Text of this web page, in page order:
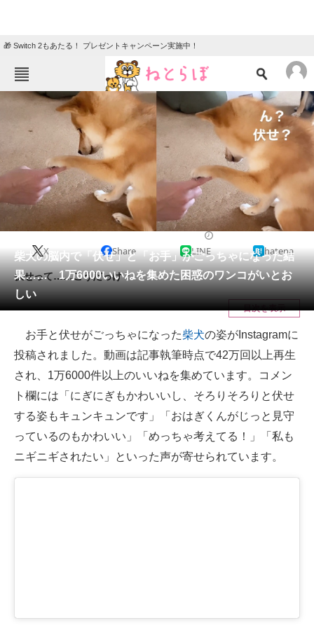
🎁 Switch 2もあたる！ プレゼントキャンペーン実施中！
ねとらぼメニュー
ニュース
グルメ 地域
教育・育児
リサーチ
会員記事
メディア
注目記事を集めた総合ページ
ITの今と未来を見通す
スマホと通信の最新トレンド
進化するPCとデバイスの未来
好きが集まる 比べて選べる
ビジネスと働き方のヒント
柴犬の脳内で「伏せ」と「お手」がごっちゃになった結
果…… 1万6000いいねを集めた困惑のワンコがいとお
しい
X Share LINE hatena
伏せって……こうだっけ？
目次を表示
お手と伏せがごっちゃになった柴犬の姿がInstagramに
投稿されました。動画は記事執筆時点で42万回以上再生
され、1万6000件以上のいいねを集めています。コメン
ト欄には「にぎにぎもかわいいし、そろりそろりと伏せ
する姿もキュンキュンです」「おはぎくんがじっと見守
っているのもかわいい」「めっちゃ考えてる！」「私も
ニギニギされたい」といった声が寄せられています。